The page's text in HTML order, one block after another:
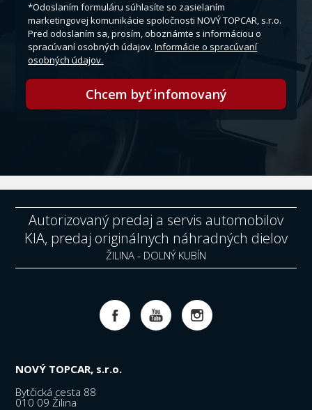
*Odoslaním formuláru súhlasíte so zasielaním
marketingovej komunikácie spoločnosti NOVÝ TOPCAR, s.r.o.
Pred odoslaním sa, prosím, oboznámte s informáciou o
spracúvaní osobných údajov.Informácie o spracúvaní
osobných údajov.
Chcem byť infomovaný
Autorizovaný predaj a servis automobilov
KIA, predaj originálnych náhradných dielov
ŽILINA - DOLNÝ KUBÍN
NOVÝ TOPCAR, s.r.o.
Bytčická cesta 88
010 09 Žilina